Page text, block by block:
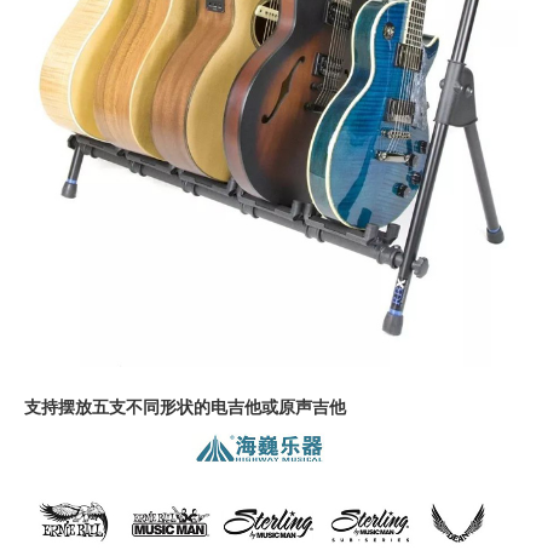
支持摆放五支不同形状的电吉他或原声吉他